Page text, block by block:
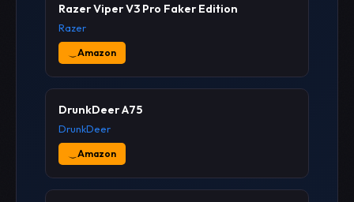
Razer Viper V3 Pro Faker Edition
Razer
Amazon
DrunkDeer A75
DrunkDeer
Amazon